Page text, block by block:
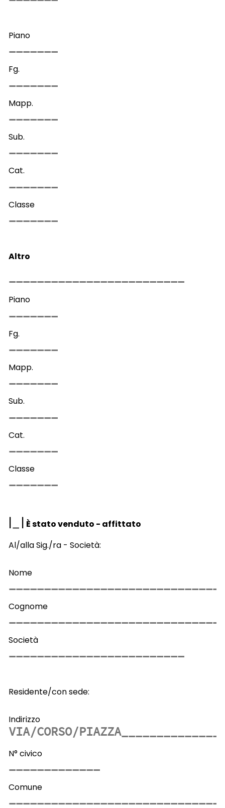
Piano
Fg.
Mapp.
Sub.
Cat.
Classe
Altro
Piano
Fg.
Mapp.
Sub.
Cat.
Classe
| | È stato venduto - affittato
Al/alla Sig./ra - Società:
Nome
Cognome
Società
Residente/con sede:
Indirizzo
N° civico
Comune